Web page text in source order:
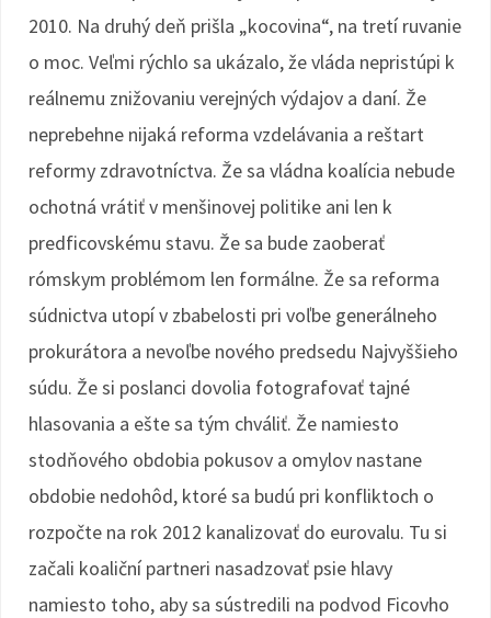
2010. Na druhý deň prišla „kocovina“, na tretí ruvanie
o moc. Veľmi rýchlo sa ukázalo, že vláda nepristúpi k
reálnemu znižovaniu verejných výdajov a daní. Že
neprebehne nijaká reforma vzdelávania a reštart
reformy zdravotníctva. Že sa vládna koalícia nebude
ochotná vrátiť v menšinovej politike ani len k
predficovskému stavu. Že sa bude zaoberať
rómskym problémom len formálne. Že sa reforma
súdnictva utopí v zbabelosti pri voľbe generálneho
prokurátora a nevoľbe nového predsedu Najvyššieho
súdu. Že si poslanci dovolia fotografovať tajné
hlasovania a ešte sa tým chváliť. Že namiesto
stodňového obdobia pokusov a omylov nastane
obdobie nedohôd, ktoré sa budú pri konfliktoch o
rozpočte na rok 2012 kanalizovať do eurovalu. Tu si
začali koaliční partneri nasadzovať psie hlavy
namiesto toho, aby sa sústredili na podvod Ficovho